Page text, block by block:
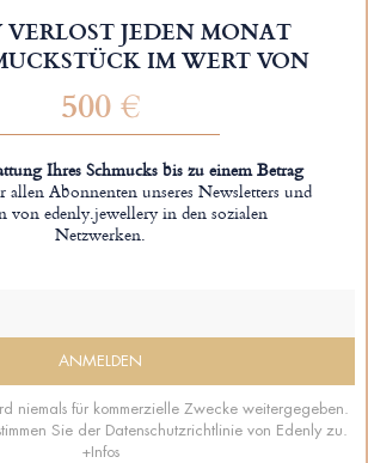
VERLOST JEDEN MONAT
IM WERT VON
500 €
Ihres Schmucks bis zu einem Betrag
allen Abonnenten unseres Newsletters und
von edenly.jewellery in den sozialen
Netzwerken.
niemals für kommerzielle Zwecke weitergegeben.
Sie der Datenschutzrichtlinie von Edenly zu.
+Infos